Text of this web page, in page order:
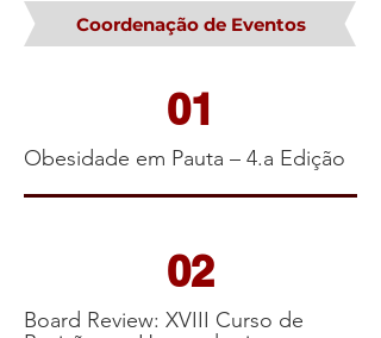
Coordenação de Eventos
01
Obesidade em Pauta – 4.a Edição
02
Board Review: XVIII Curso de